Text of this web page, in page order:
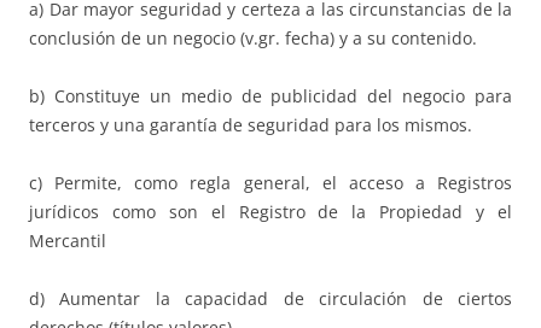
a) Dar mayor seguridad y certeza a las circunstancias de la
conclusión de un negocio (v.gr. fecha) y a su contenido.
b) Constituye un medio de publicidad del negocio para
terceros y una garantía de seguridad para los mismos.
c) Permite, como regla general, el acceso a Registros
jurídicos como son el Registro de la Propiedad y el
Mercantil
d) Aumentar la capacidad de circulación de ciertos